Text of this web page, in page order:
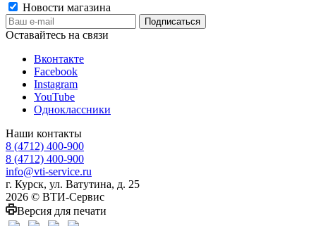
Новости магазина
Оставайтесь на связи
Вконтакте
Facebook
Instagram
YouTube
Одноклассники
Наши контакты
8 (4712) 400-900
8 (4712) 400-900
info@vti-service.ru
г. Курск, ул. Ватутина, д. 25
2026 © ВТИ-Сервис
Версия для печати